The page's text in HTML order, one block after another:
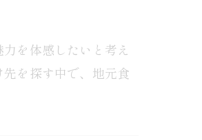
を体感したいと考え
を探す中で、地元食